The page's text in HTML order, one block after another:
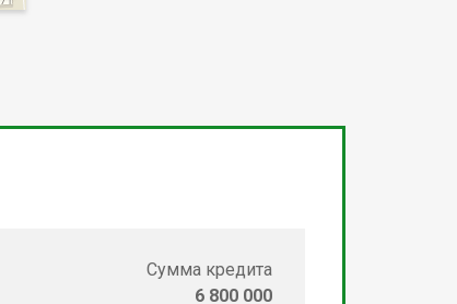
Сумма кредита
6 800 000